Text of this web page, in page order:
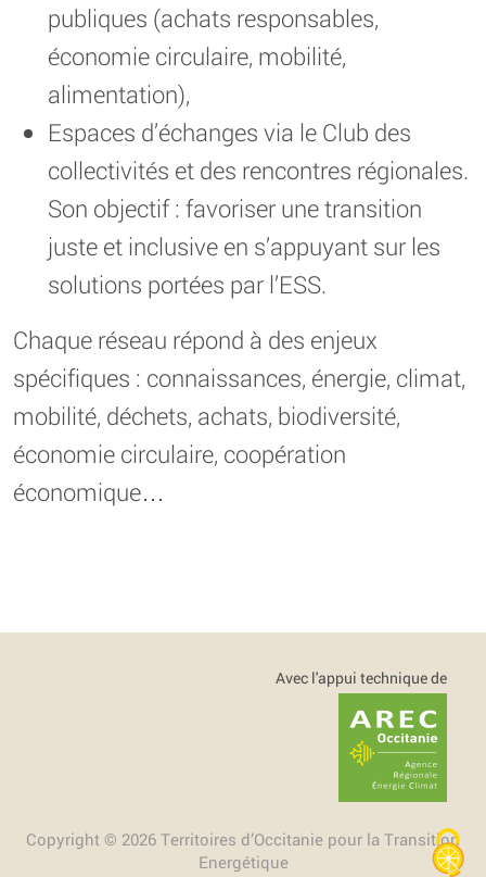
publiques (achats responsables,
économie circulaire, mobilité,
alimentation),
Espaces d’échanges via le Club des
collectivités et des rencontres régionales.
Son objectif : favoriser une transition
juste et inclusive en s’appuyant sur les
solutions portées par l’ESS.
Chaque réseau répond à des enjeux
spécifiques : connaissances, énergie, climat,
mobilité, déchets, achats, biodiversité,
économie circulaire, coopération
économique…
Avec l'appui technique de
Copyright © 2026 Territoires d’Occitanie pour la Transition
Energétique